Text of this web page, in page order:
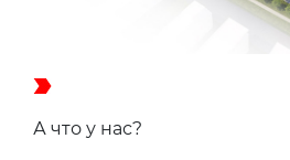
А что у нас?